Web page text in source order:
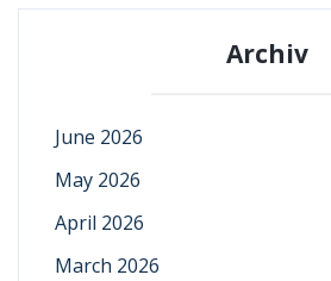
Archiv
June 2026
May 2026
April 2026
March 2026